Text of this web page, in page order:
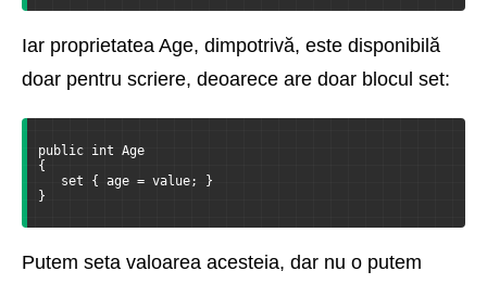
Iar proprietatea Age, dimpotrivă, este disponibilă
doar pentru scriere, deoarece are doar blocul set:
public int Age
{
set { age = value; }
}
Putem seta valoarea acesteia, dar nu o putem